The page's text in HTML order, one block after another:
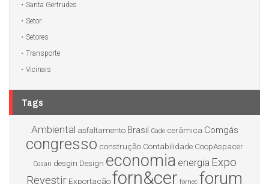
Santa Gertrudes
Setor
Setores
Transporte
Vicinais
Tags
Ambiental asfaltamento Brasil Cade cerâmica Comgás
congresso construção Contabilidade CoopAspacer
Cosan desgin Design economia energia Expo
Revestir Exportaçãoforn&cer fornec forum